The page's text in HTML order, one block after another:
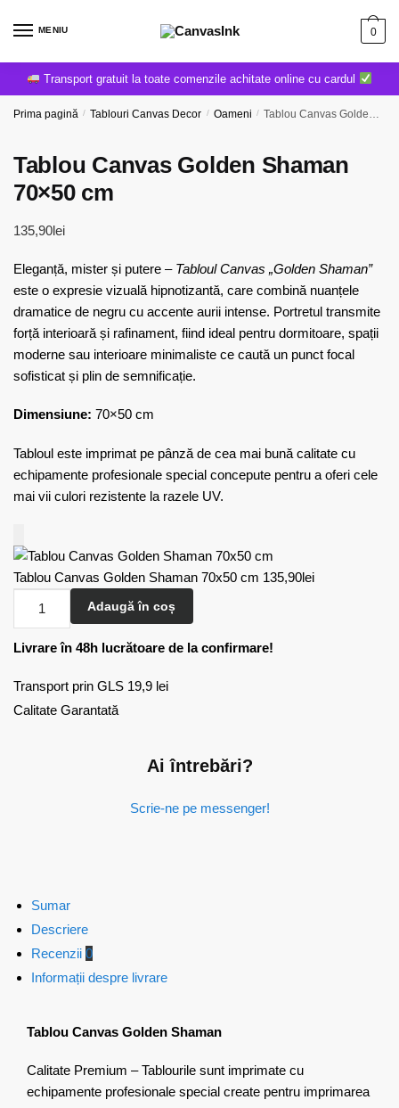
MENIU 0
Transport gratuit la toate comenzile achitate online cu cardul
Prima pagină / Tablouri Canvas Decor / Oameni / Tablou Canvas Golden Shaman 70×50 cm
Tablou Canvas Golden Shaman
70×50 cm
135,90lei
Eleganță, mister și putere – Tabloul Canvas „Golden Shaman”
este o expresie vizuală hipnotizantă, care combină nuanțele
dramatice de negru cu accente aurii intense. Portretul transmite
forță interioară și rafinament, fiind ideal pentru dormitoare, spații
moderne sau interioare minimaliste ce caută un punct focal
sofisticat și plin de semnificație.
Dimensiune: 70×50 cm
Tabloul este imprimat pe pânză de cea mai bună calitate cu
echipamente profesionale special concepute pentru a oferi cele
mai vii culori rezistente la razele UV.
Tablou Canvas Golden Shaman 70x50 cm 135,90lei
Adaugă în coș
Livrare în 48h lucrătoare de la confirmare!
Transport prin GLS 19,9 lei
Calitate Garantată
Ai întrebări?
Scrie-ne pe messenger!
Sumar
Descriere
Recenzii 0
Informații despre livrare
Tablou Canvas Golden Shaman
Calitate Premium – Tablourile sunt imprimate cu
echipamente profesionale special create pentru imprimarea